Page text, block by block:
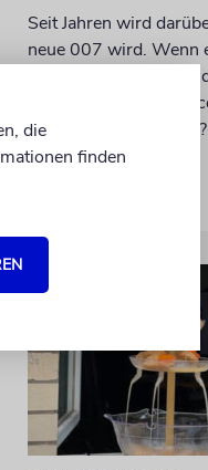
Seit Jahren wird
neue 007 wird. Wenn
Amy Pascal geht,
bald. Stehen die
Johnson weiterhin gut?
die
finden